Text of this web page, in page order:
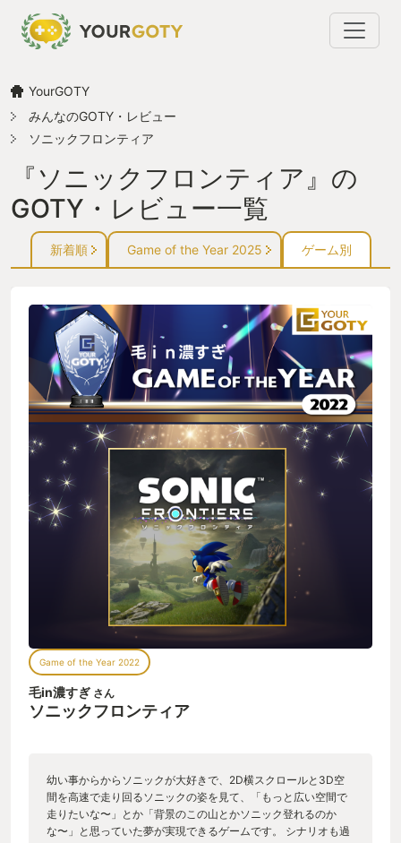
YourGOTY
みんなのGOTY・レビュー
ソニックフロンティア
『ソニックフロンティア』の
GOTY・レビュー一覧
新着順 Game of the Year 2025 ゲーム別
Game of the Year 2022
毛in濃すぎ さん
ソニックフロンティア
幼い事からからソニックが大好きで、2D横スクロールと3D空
間を高速で走り回るソニックの姿を見て、「もっと広い空間で
走りたいな〜」とか「背景のこの山とかソニック登れるのか
な〜」と思っていた夢が実現できるゲームです。 シナリオも過